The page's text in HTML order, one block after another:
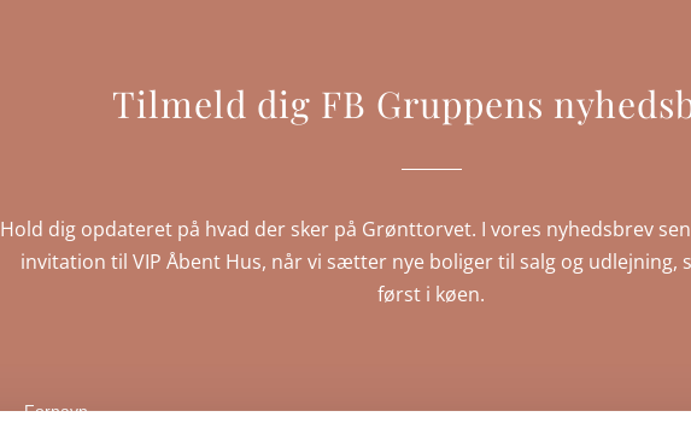
Tilmeld dig FB Gruppens
Hold dig opdateret på hvad der sker på Grønttorvet. I vores nyhedsbrev
invitation til VIP Åbent Hus, når vi sætter nye boliger til salg og udlejning,
først i køen.
Fornavn